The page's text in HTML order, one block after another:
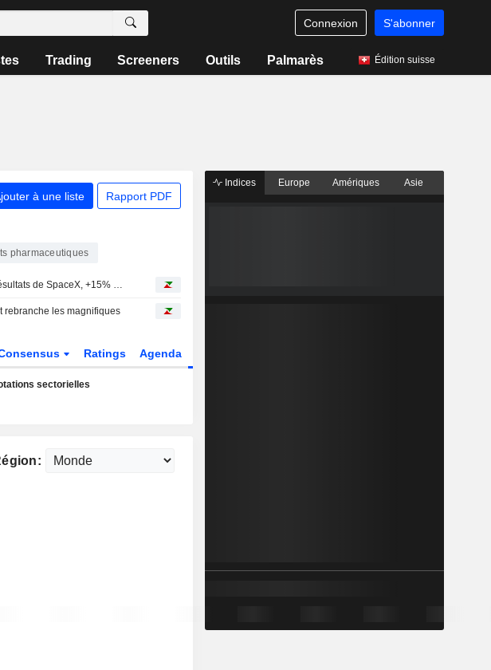
Connexion S'abonner
Trading Screeners Outils Palmarès Édition suisse
à une liste Rapport PDF
pharmaceutiques
Bourse : résultats de SpaceX, +15% pour Palantir, 30 à 40 MdsUSD pour Shein
rebranche les magnifiques
Ratings Agenda
sectorielles
Indices Europe Amériques Asie